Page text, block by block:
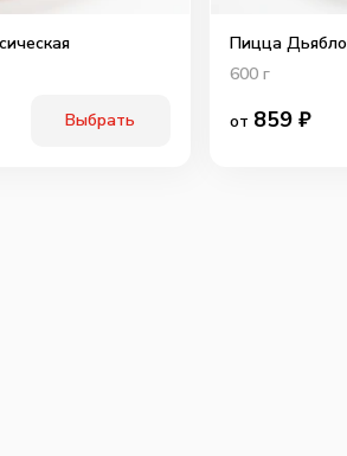
Выбрать
Пицца Дьябло
600г
от 859 ₽